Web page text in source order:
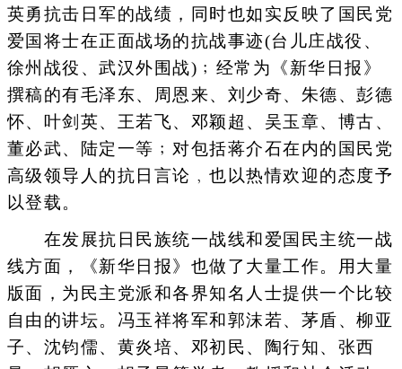
英勇抗击日军的战绩，同时也如实反映了国民党
爱国将士在正面战场的抗战事迹(台儿庄战役、
徐州战役、武汉外围战)﹔经常为《新华日报》
撰稿的有毛泽东、周恩来、刘少奇、朱德、彭德
怀、叶剑英、王若飞、邓颖超、吴玉章、博古、
董必武、陆定一等﹔对包括蒋介石在内的国民党
高级领导人的抗日言论﹐也以热情欢迎的态度予
以登载。
在发展抗日民族统一战线和爱国民主统一战
线方面，《新华日报》也做了大量工作。用大量
版面，为民主党派和各界知名人士提供一个比较
自由的讲坛。冯玉祥将军和郭沫若、茅盾、柳亚
子、沈钧儒、黄炎培、邓初民、陶行知、张西